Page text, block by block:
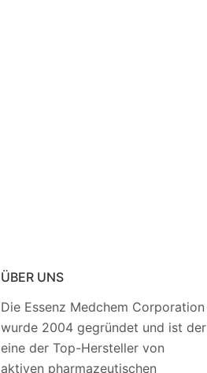
ÜBER UNS
Die Essenz Medchem Corporation
wurde 2004 gegründet und ist der
eine der Top-Hersteller von
aktiven pharmazeutischen